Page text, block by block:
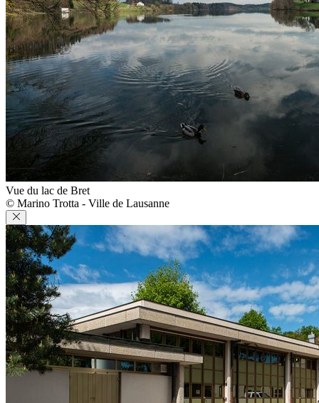
Vue du lac de Bret
© Marino Trotta - Ville de Lausanne